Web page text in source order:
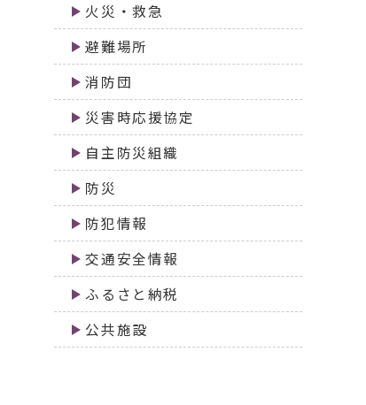
火災・救急
避難場所
消防団
災害時応援協定
自主防災組織
防災
防犯情報
交通安全情報
ふるさと納税
公共施設